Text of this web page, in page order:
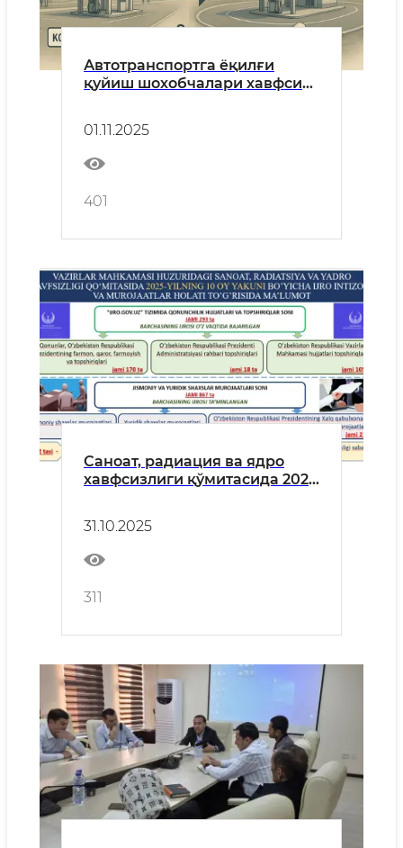
Автотранспортга ёқилғи
қуйиш шохобчалари хавфсиз
01.11.2025
401
Саноат, радиация ва ядро
хавфсизлиги қўмитасида 2025
мурожаатлар бўйича амалга
оширилган ишлар юзасидан
инфографик маълумот
31.10.2025
311